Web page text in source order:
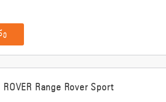
ROVER Range Rover Sport